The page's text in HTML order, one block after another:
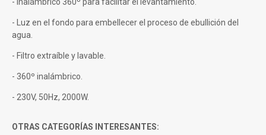
- Luz en el fondo para embellecer el proceso de ebullición del
agua.
- Filtro extraíble y lavable.
- 360º inalámbrico.
- 230V, 50Hz, 2000W.
OTRAS CATEGORÍAS INTERESANTES: